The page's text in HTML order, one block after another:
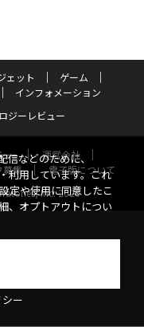
ェット
ゲーム
インフォメーション
ジーレビュー
ー
運営会社
募集
電子版について
Inc. 2026
信などのために、
利用しています。これ
定や使用に同意したこ
、オプトアウトについ
ー